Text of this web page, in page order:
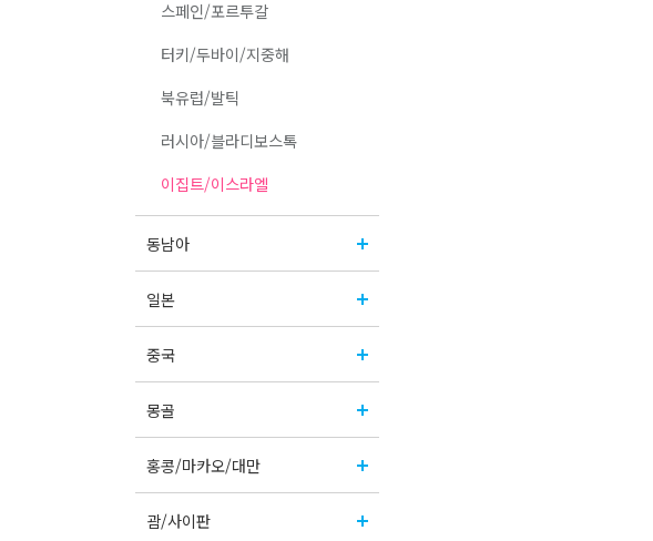
스페인/포르투갈
터키/두바이/지중해
북유럽/발틱
러시아/블라디보스톡
이집트/이스라엘
동남아
일본
중국
몽골
홍콩/마카오/대만
괌/사이판